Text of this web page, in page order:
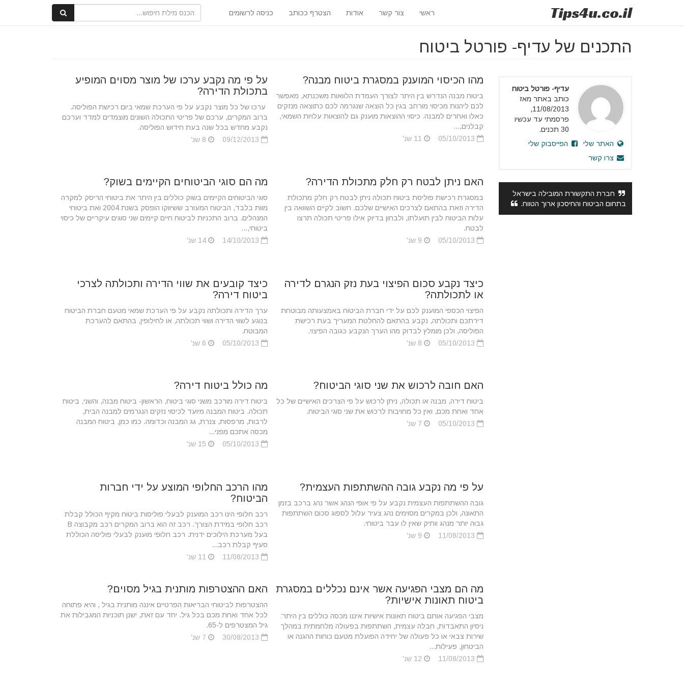
Tips4u.co.il ראשי צור קשר אודות הצטרף ככותב כניסה לרשומים
התכנים של עדיף- פורטל ביטוח
עדיף- פורטל ביטוח
כותב באתר מאז
11/08/2013,
פרסמתי עד עכשיו
30 תכנים.
האתר שלי
הפייסבוק שלי
צרו קשר
חברת התקשורת המובילה בישראל
בתחום הביטוח והחיסכון ארוך הטווח.
מהו הכיסוי המוענק במסגרת ביטוח מבנה?
ביטוח מבנה הנדרש בין היתר לצורך העמדת הלוואות משכנתא, מאפשר
לכם ליהנות מכיסוי מורחב בגין כל הוצאה שנגרמה לכם כתוצאה מנזקים
כאלו ואחרים למבנה. כיסוי ההוצאות מוענק גם להוצאות עלויות השמאי,
קבלנים,...
על פי מה נקבע ערכו של מוצר מסוים המופיע
בתכולת הדירה?
ערכו של כל מוצר נקבע על פי הערכת שמאי ביום רכישת הפוליסה.
ברוב המקרים, ערכם של פריטי התכולה השונים מוצמדים למדד וערכם
נקבע מחדש בכל שנה בעת חידוש הפוליסה.
האם ניתן לבטח רק חלק מתכולת הדירה?
במסגרת רכישת פוליסת ביטוח תכולה ניתן לבטח רק חלק מתכולת
הדירה וזאת בהתאם לצרכים האישיים שלכם. חשוב לקיים השוואה בין
עלות הביטוח לבין תועלתו, ולבחון בדיוק אילו פריטי תכולה תרצו
לבטח.
מה הם סוגי הביטוחים הקיימים בשוק?
סוגי הביטוחים הקיימים בשוק כוללים בין היתר את ביטוחי הריסק למקרה
מוות בלבד, הביטוח המעורב ששיווקו הופסק בשנת 2004 ואת ביטוחי
המנהלים. ברוב התכניות לביטוח חיים קיימים שני סוגים עיקריים של כיסוי
ביטוחי,...
14 שנ'
כיצד נקבע סכום הפיצוי בעת נזק הנגרם לדירה
או לתכולתה?
הפיצוי הכספי המוענק לכם על ידי חברת הביטוח באמצעותה מבוטחת
דירתכם ותכולתה, נקבע בהתאם להחלטת המעריך בעת רכישת
הפוליסה, ולכן מומלץ לבדוק מהו הערך הנקבע כגובה הפיצוי.
כיצד קובעים את שווי הדירה ותכולתה לצרכי
ביטוח דירה?
ערך הדירה ותכולתה נקבע על פי הערכת שמאי מטעם חברת הביטוח
בנוגע לשווי הדירה ושווי תכולתה, או לחילופין, בהתאם להערכת
המבוטח.
האם חובה לרכוש את שני סוגי הביטוח?
ביטוח דירה, מבנה או תכולה, ניתן לרכוש על פי הצרכים האישיים של כל
אחד ואחת מכם, ואין כל מחויבות לרכוש את שני סוגי הביטוח.
מה כולל ביטוח דירה?
ביטוח דירה מורכב משני סוגי ביטוח, הראשון- ביטוח מבנה, והשני, ביטוח
תכולה. ביטוח המבנה מיועד לכיסוי נזקים הנגרמים למבנה הבית,
לרבות, מרפסות, צנרת, גג המבנה וכדומה. כמו כמן, ביטוח המבנה
מכסה אתכם מפני...
על פי מה נקבע גובה ההשתתפות העצמית?
גובה ההשתתפות העצמית נקבע על פי אופי הנהג אשר נהג ברכב בזמן
התאונה, ולכן במקרים מסוימים נהג צעיר עלול לספוג סכום השתתפות
גבוה יותר מנהג וותיק שאין לו עבר ביטוחי.
מהו הרכב החלופי המוצע על ידי חברות
הביטוח?
רכב חלופי הינו רכב המוענק לבעלי פוליסות ביטוח מקיף הכולל קבלת
רכב חלופי במידת הצורך. רכב זה הוא ברוב המקרים רכב מקבוצה B
בעל מערכת הילוכים ידנית. רכב חלופי מוענק לבעלי פוליסה הכוללת
סעיף קבלת רכב...
מה הם מצבי הפגיעה אשר אינם נכללים במסגרת
ביטוח תאונות אישיות?
מצבי הפגיעה אותם ביטוח תאונות אישיות איננו מכסה כוללים בין היתר:
ניסיון התאבדות, חבלה עצמית, השתתפות בפעולה מלחמתית במהלך
שירות צבאי או כל פעולה של יחידה הפועלת מטעם כוחות ההגנה או
הביטחון, פעילות...
האם ההצטרפות מותנית בגיל מסוים?
ההצטרפות לביטוחי הבריאות הפרטיים איננה מותנית בגיל , והיא פתוחה
לכל אחד ואחת מכם בכל גיל. יחד עם זאת, ישנן תוכניות המגבילות את
גיל המצטרפים ל-65.